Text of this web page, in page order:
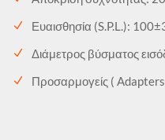
Ευαισθησία (S.P.L.):
Διάμετρος βύσματος
Προσαρμογείς (